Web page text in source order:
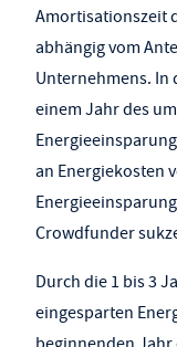
Amortisationszeit
abhängig vom
Unternehmens. In
einem Jahr des
an Energiekosten
Crowdfunder
Durch die 1 bis 3
eingesparten